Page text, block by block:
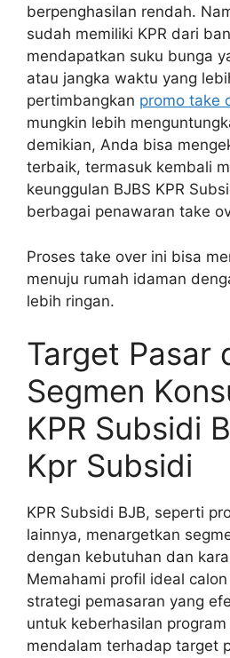
berpenghasilan rendah.
sudah memiliki KPR dari
mendapatkan suku bunga
atau jangka waktu yang
pertimbangkan promo take
mungkin lebih
demikian, Anda bisa
terbaik, termasuk kembali
keunggulan BJBS KPR
berbagai penawaran take
Proses take over ini bisa
menuju rumah idaman
lebih ringan.
Target Pasar
Segmen
KPR Subsidi
Kpr Subsidi
KPR Subsidi BJB, seperti
lainnya, menargetkan
dengan kebutuhan dan
Memahami profil ideal
strategi pemasaran yang
untuk keberhasilan
mendalam terhadap target